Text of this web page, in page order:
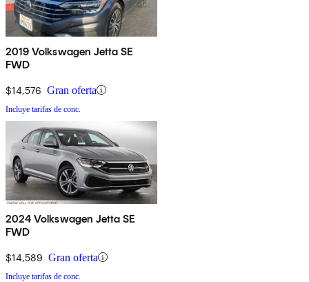
2019 Volkswagen Jetta SE
FWD
$14,576 Gran oferta
Incluye tarifas de conc.
2024 Volkswagen Jetta SE
FWD
$14,589 Gran oferta
Incluye tarifas de conc.